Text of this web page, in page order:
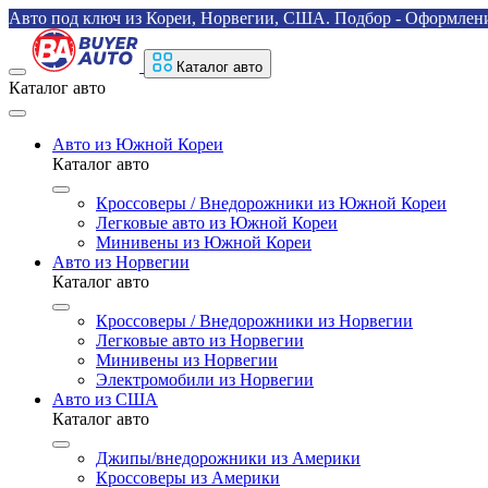
Авто под ключ из Кореи, Норвегии, США. Подбор -
Каталог авто
Каталог авто
Авто из Южной Кореи
Каталог авто
Кроссоверы / Внедорожники из Южной Кореи
Легковые авто из Южной Кореи
Минивены из Южной Кореи
Авто из Норвегии
Каталог авто
Кроссоверы / Внедорожники из Норвегии
Легковые авто из Норвегии
Минивены из Норвегии
Электромобили из Норвегии
Авто из США
Каталог авто
Джипы/внедорожники из Америки
Кроссоверы из Америки